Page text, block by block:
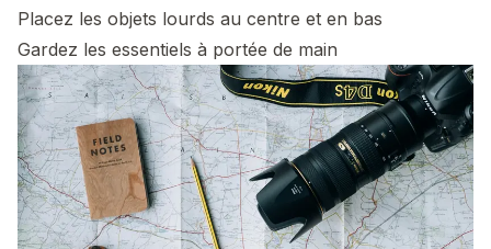
Placez les objets lourds au centre et en bas
Gardez les essentiels à portée de main